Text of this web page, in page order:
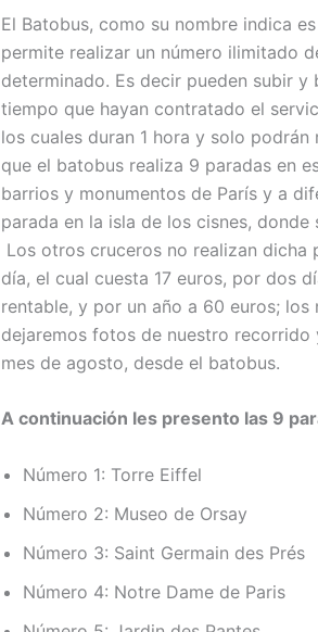
El Batobus, como su nombre indica
permite realizar un número ilimitado
determinado. Es decir pueden subir y
tiempo que hayan contratado el
los cuales duran 1 hora y solo
que el batobus realiza 9 paradas en
barrios y monumentos de París y a
parada en la isla de los cisnes,
Los otros cruceros no realizan
día, el cual cuesta 17 euros, por dos
rentable, y por un año a 60 euros;
dejaremos fotos de nuestro
mes de agosto, desde el batobus.
A continuación les presento las 9
Número 1: Torre Eiffel
Número 2: Museo de Orsay
Número 3: Saint Germain des Prés
Número 4: Notre Dame de Paris